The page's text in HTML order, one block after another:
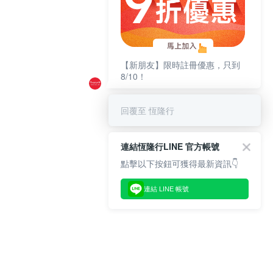
【新朋友】限時註冊優惠，只到
8/10！
回覆至 恆隆行
連結恆隆行LINE 官方帳號
點擊以下按鈕可獲得最新資訊👇
連結 LINE 帳號